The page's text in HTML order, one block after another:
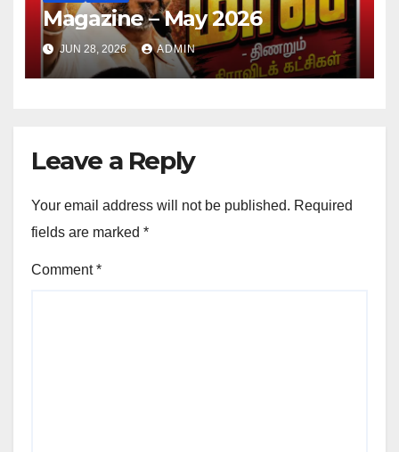
Magazine – May 2026
JUN 28, 2026 ADMIN
Leave a Reply
Your email address will not be published. Required
fields are marked *
Comment*